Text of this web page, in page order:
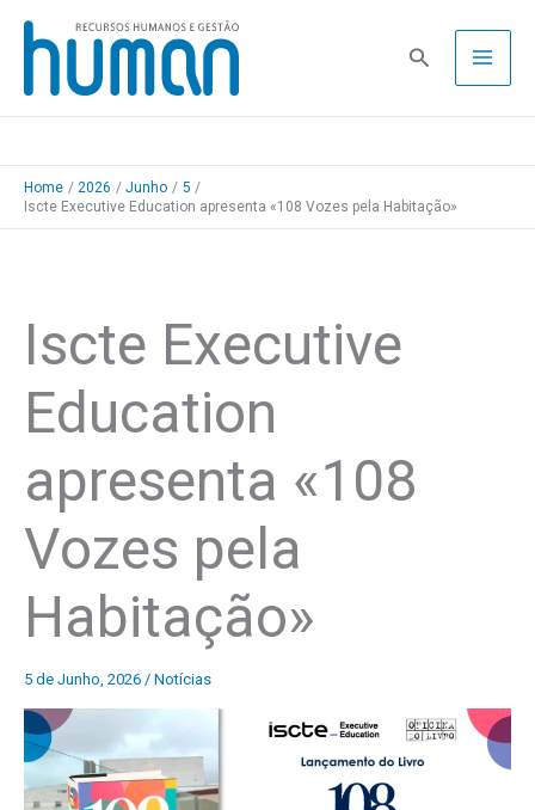
Skip
content
Pesquisa
Home 2026 Junho
5
Iscte Executive Education apresenta «108 Vozes pela Habitação»
Iscte Executive
Education
apresenta «108
Vozes pela
Habitação»
5 de Junho, 2026 / Notícias